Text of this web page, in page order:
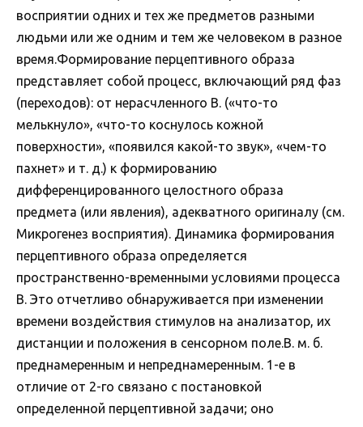
восприятии одних и тех же предметов разными
людьми или же одним и тем же человеком в разное
время.Формирование перцептивного образа
представляет собой процесс, включающий ряд фаз
(переходов): от нерасчленного В. («что-то
мелькнуло», «что-то коснулось кожной
поверхности», «появился какой-то звук», «чем-то
пахнет» и т. д.) к формированию
дифференцированного целостного образа
предмета (или явления), адекватного оригиналу (см.
Микрогенез восприятия). Динамика формирования
перцептивного образа определяется
пространственно-временными условиями процесса
В. Это отчетливо обнаруживается при изменении
времени воздействия стимулов на анализатор, их
дистанции и положения в сенсорном поле.В. м. б.
преднамеренным и непреднамеренным. 1-е в
отличие от 2-го связано с постановкой
определенной перцептивной задачи; оно